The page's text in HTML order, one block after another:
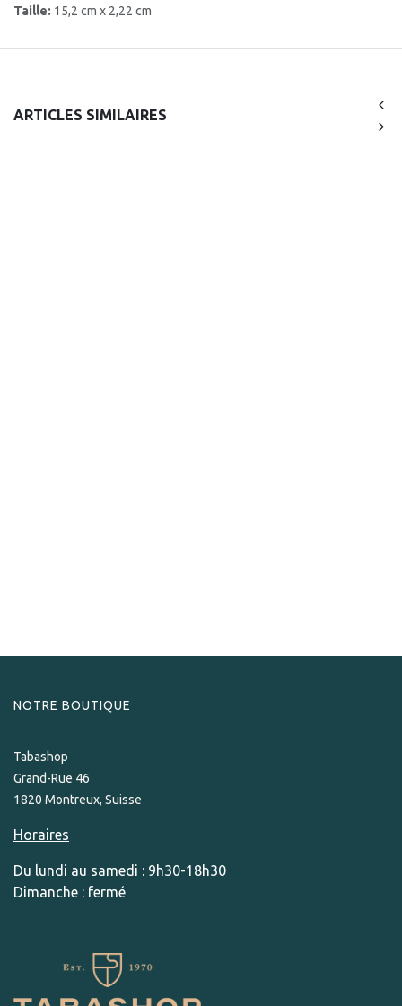
Taille: 15,2 cm x 2,22 cm
ARTICLES SIMILAIRES
NOTRE BOUTIQUE
Tabashop
Grand-Rue 46
1820 Montreux, Suisse
Horaires
Du lundi au samedi : 9h30-18h30
Dimanche : fermé